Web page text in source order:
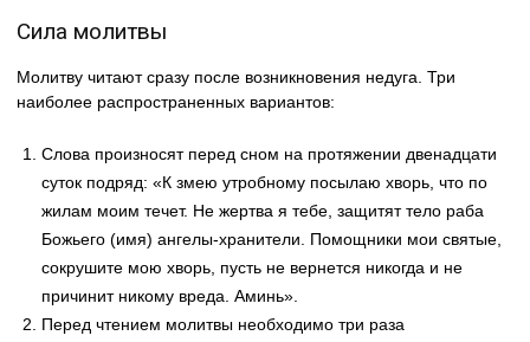
Сила молитвы
Молитву читают сразу после возникновения недуга. Три
наиболее распространенных вариантов:
Слова произносят перед сном на протяжении двенадцати
суток подряд: «К змею утробному посылаю хворь, что по
жилам моим течет. Не жертва я тебе, защитят тело раба
Божьего (имя) ангелы-хранители. Помощники мои святые,
сокрушите мою хворь, пусть не вернется никогда и не
причинит никому вреда. Аминь».
Перед чтением молитвы необходимо три раза